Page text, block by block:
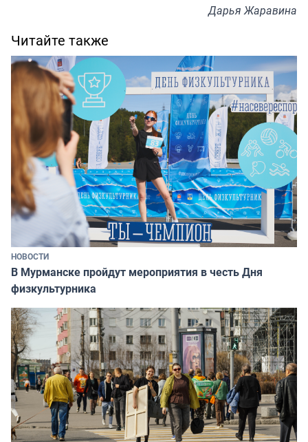
Дарья Жаравина
Читайте также
НОВОСТИ
В Мурманске пройдут мероприятия в честь Дня
физкультурника